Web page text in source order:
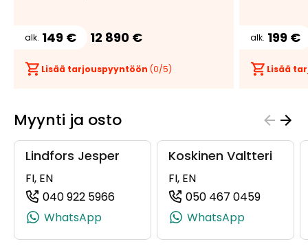
alk. 149 € 12 890 €
Lisää tarjouspyyntöön (0/5)
alk. 199 €
Lisää
Myynti ja osto
Lindfors Jesper
FI, EN
040 922 5966
(+358409225966, 0409225966,
WhatsApp
Koskinen Valtteri
FI, EN
050 467 0459
WhatsApp